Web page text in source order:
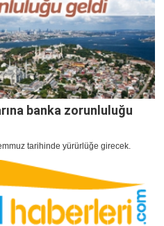
banka zorunluluğu
tarihinde yürürlüğe girecek.